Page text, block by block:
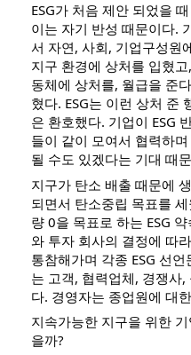
ESG가 처음 제안 되었을
이는 자기 반성 때문이다.
서 자연, 사회, 기업구성원
지구 환경에 상처를 입혔
동체에 상처를, 월급을 준
혔다. ESG는 이런 상처 준
은 환호했다. 기업이 ESG
들이 같이 모여서 협력하
될 수도 있겠다는 기대 때
지구가 탄소 배출 때문에
되면서 탄소중립 목표를
량 0을 목표로 하는 ESG
와 투자 회사의 결정에 따
통참해가며 각종 ESG 선
는 고객, 협력업체, 경쟁사
다. 경영자는 종업원에 대
지속가능한 지구을 위한
을까?